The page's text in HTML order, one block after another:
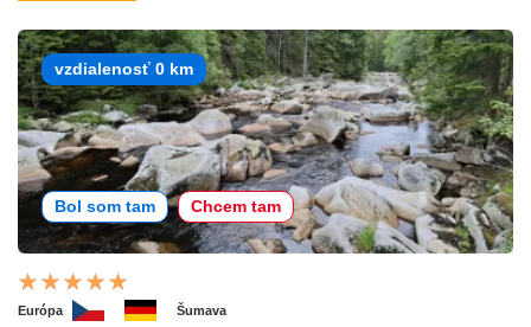
vzdialenosť 0 km
Bol som tam Chcem tam
Európa Šumava